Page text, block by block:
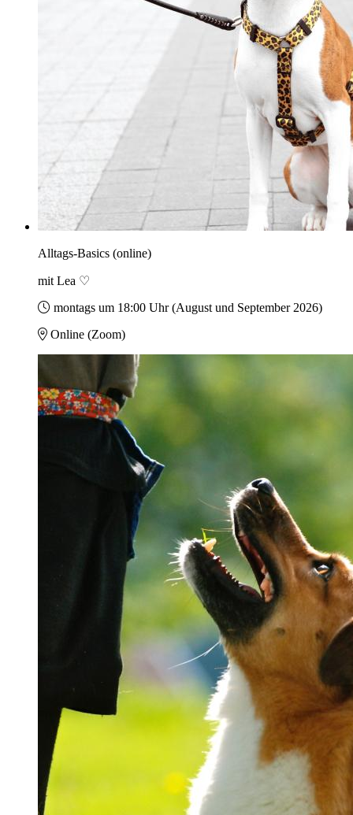
Alltags-Basics (online)
mit Lea ♡
montags um 18:00 Uhr (August und September 2026)
Online (Zoom)